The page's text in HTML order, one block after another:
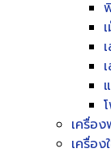
เครื่อ
เครื่อ